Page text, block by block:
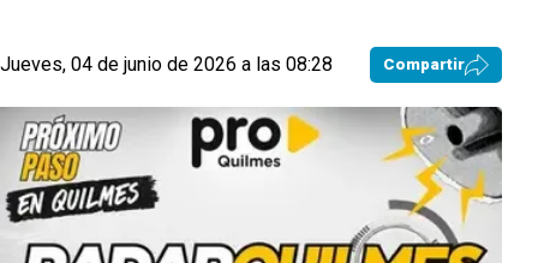
Jueves, 04 de junio de 2026 a las 08:28 Compartir